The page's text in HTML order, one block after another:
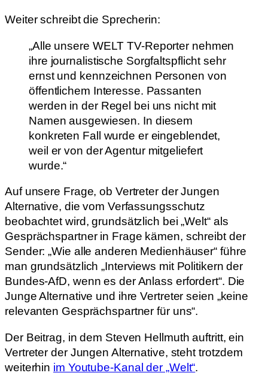
Weiter schreibt die Sprecherin:
„Alle unsere WELT TV-Reporter nehmen
ihre journalistische Sorgfaltspflicht sehr
ernst und kennzeichnen Personen von
öffentlichem Interesse. Passanten
werden in der Regel bei uns nicht mit
Namen ausgewiesen. In diesem
konkreten Fall wurde er eingeblendet,
weil er von der Agentur mitgeliefert
wurde.“
Auf unsere Frage, ob Vertreter der Jungen
Alternative, die vom Verfassungsschutz
beobachtet wird, grundsätzlich bei „Welt“ als
Gesprächspartner in Frage kämen, schreibt der
Sender: „Wie alle anderen Medienhäuser“ führe
man grundsätzlich „Interviews mit Politikern der
Bundes-AfD, wenn es der Anlass erfordert“. Die
Junge Alternative und ihre Vertreter seien „keine
relevanten Gesprächspartner für uns“.
Der Beitrag, in dem Steven Hellmuth auftritt, ein
Vertreter der Jungen Alternative, steht trotzdem
weiterhin im Youtube-Kanal der „Welt“.